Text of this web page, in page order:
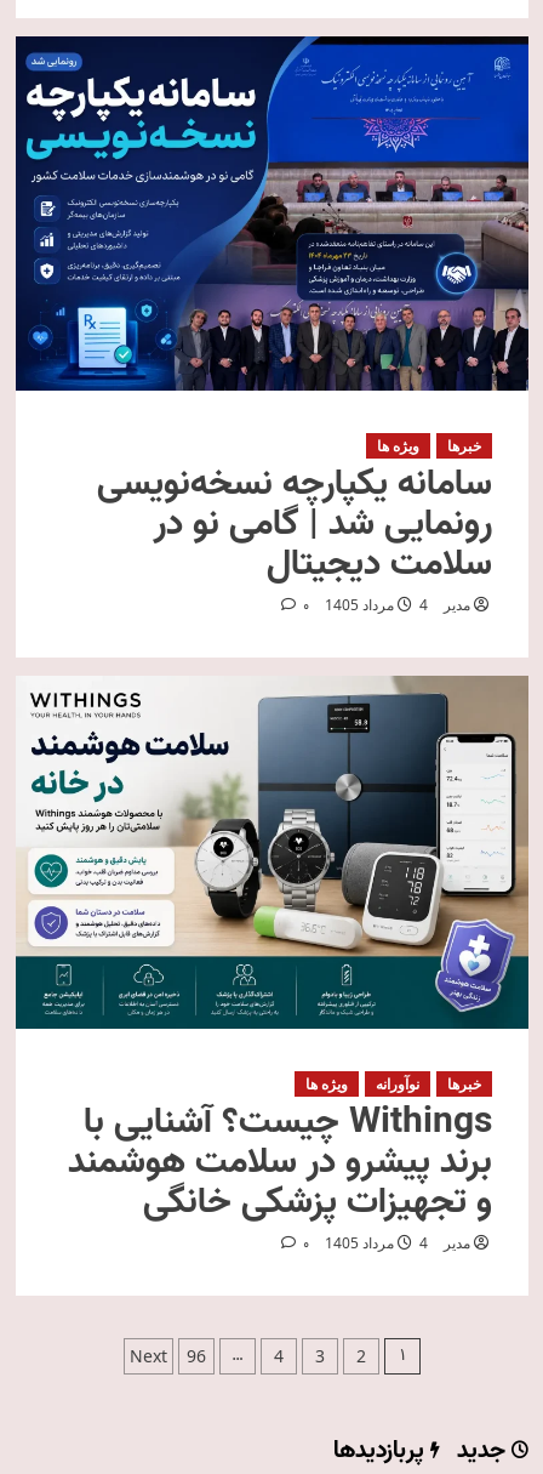
خبرها ویژه ها
سامانه یکپارچه نسخه‌نویسی
رونمایی شد | گامی نو در
سلامت دیجیتال
مدیر 4 مرداد 1405 0
خبرها نوآورانه ویژه ها
Withings چیست؟ آشنایی با
برند پیشرو در سلامت هوشمند
و تجهیزات پزشکی خانگی
مدیر 4 مرداد 1405 0
صفحه‌بندی
1
2
3
4
…
96
Next
جدید پربازدیدها